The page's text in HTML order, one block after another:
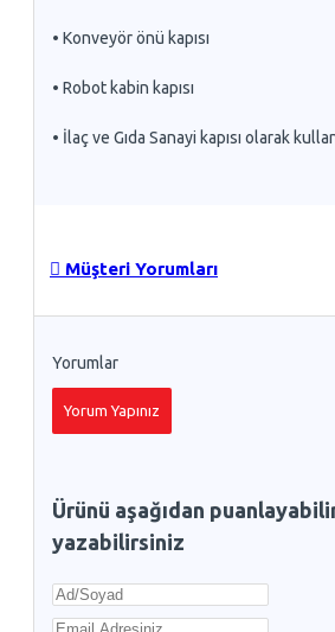
• Konveyör önü kapısı
• Robot kabin kapısı
• İlaç ve Gıda Sanayi kapısı olarak
Müşteri Yorumları
Yorumlar
Yorum Yapınız
Ürünü aşağıdan
yazabilirsiniz